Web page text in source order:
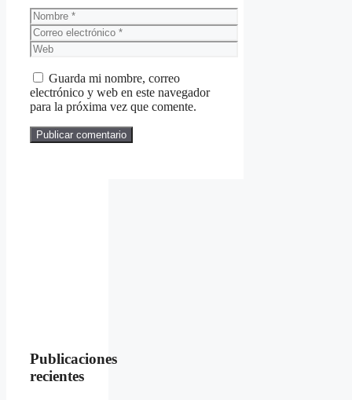
Nombre
Correo
electrónico
Web
Guarda mi nombre, correo
electrónico y web en este navegador
para la próxima vez que comente.
Publicaciones
recientes